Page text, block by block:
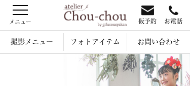
仮予約 お電話
撮影メニュー フォトアイテム お問い合わせ